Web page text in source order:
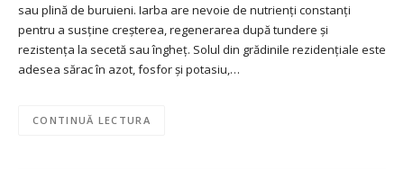
sau plină de buruieni. Iarba are nevoie de nutrienți constanți
pentru a susține creșterea, regenerarea după tundere și
rezistența la secetă sau îngheț. Solul din grădinile rezidențiale este
adesea sărac în azot, fosfor și potasiu,…
CONTINUĂ LECTURA